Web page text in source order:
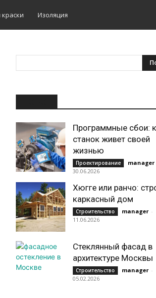
Изоляция
Программные сбои:
станок живет своей
жизнью
Проектирование manager
30.06.2026
Хюгге или ранчо:
каркасный дом
Строительство manager -
11.06.2026
Стеклянный фасад в
архитектуре Москвы
Строительство manager -
05.02.2026